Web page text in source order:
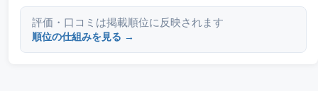
評価・口コミは掲載順位に反映されます
順位の仕組みを見る →